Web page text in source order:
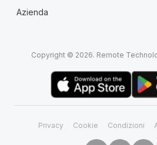
Azienda
Copyright © 2026. Remote
Privacy Cookie Condizioni